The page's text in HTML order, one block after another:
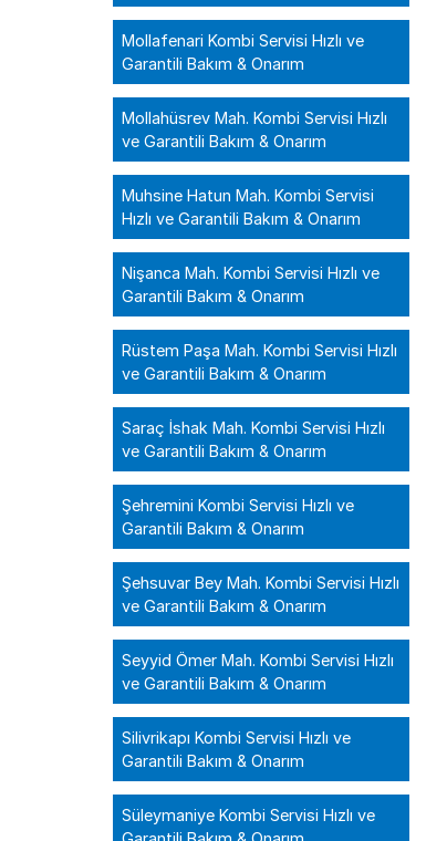
Mollafenari Kombi Servisi Hızlı ve
Garantili Bakım & Onarım
Mollahüsrev Mah. Kombi Servisi Hızlı
ve Garantili Bakım & Onarım
Muhsine Hatun Mah. Kombi Servisi
Hızlı ve Garantili Bakım & Onarım
Nişanca Mah. Kombi Servisi Hızlı ve
Garantili Bakım & Onarım
Rüstem Paşa Mah. Kombi Servisi Hızlı
ve Garantili Bakım & Onarım
Saraç İshak Mah. Kombi Servisi Hızlı
ve Garantili Bakım & Onarım
Şehremini Kombi Servisi Hızlı ve
Garantili Bakım & Onarım
Şehsuvar Bey Mah. Kombi Servisi Hızlı
ve Garantili Bakım & Onarım
Seyyid Ömer Mah. Kombi Servisi Hızlı
ve Garantili Bakım & Onarım
Silivrikapı Kombi Servisi Hızlı ve
Garantili Bakım & Onarım
Süleymaniye Kombi Servisi Hızlı ve